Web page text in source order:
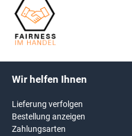
Wir helfen Ihnen
Lieferung verfolgen
Bestellung anzeigen
Zahlungsarten